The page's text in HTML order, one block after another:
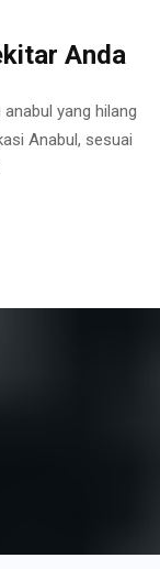
Anda
yang hilang
Anabul, sesuai